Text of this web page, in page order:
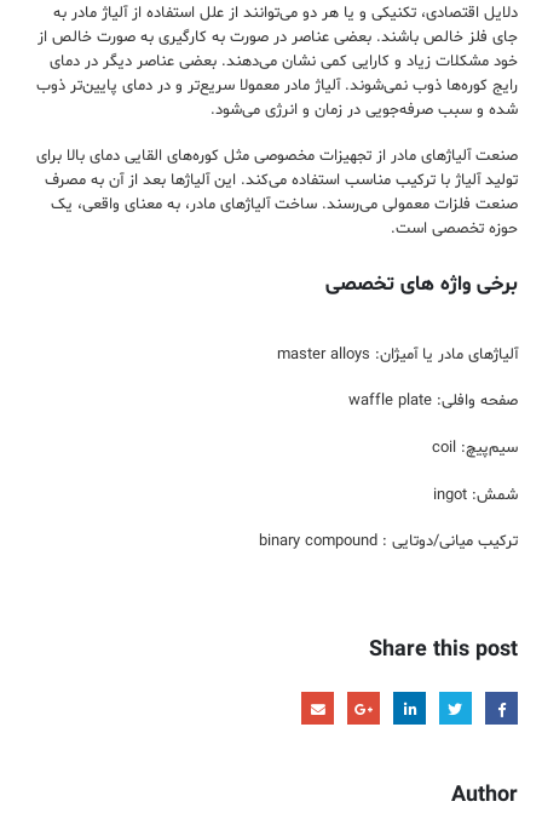
دلایل اقتصادی، تکنیکی و یا هر دو می‌توانند از علل استفاده از آلیاژ مادر به
جای فلز خالص باشند. بعضی عناصر در صورت به کارگیری به صورت خالص از‌
خود مشکلات زیاد و کارایی کمی نشان می‌دهند. بعضی عناصر دیگر در دمای
رایج کوره‌‌ها ذوب نمی‌شوند. آلیاژ مادر معمولا سریع‌تر و در دمای پایین‌تر ذوب
شده و سبب صرفه‌جویی در زمان و انرژی می‌شود.
صنعت آلیاژهای مادر از تجهیزات مخصوصی مثل کوره‌های القایی دمای بالا برای
تولید آلیاژ با ترکیب مناسب استفاده می‌کند. این آلیاژ‌ها بعد از آن به مصرف
صنعت فلزات معمولی می‌رسند. ساخت آلیاژ‌های مادر، به معنای واقعی، یک
حوزه تخصصی است.
برخی واژه های تخصصی
آلیاژ‌های مادر یا آمیژان: master alloys
صفحه وافلی: waffle plate
سیم‌پیچ: coil
شمش: ingot
ترکیب میانی/دوتایی : binary compound
Share this post
Author